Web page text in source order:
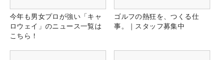
今年も男女プロが強い「キャ
ロウェイ」のニュース一覧は
こちら！
ゴルフの熱狂を、つくる仕
事。｜スタッフ募集中